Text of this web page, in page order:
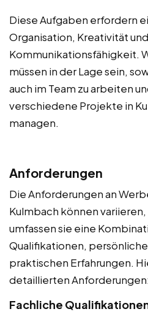
Diese Aufgaben erfordern
Organisation, Kreativität und
Kommunikationsfähigkeit.
müssen in der Lage sein,
auch im Team zu arbeiten
verschiedene Projekte in
managen.
Anforderungen
Die Anforderungen an
Kulmbach können
umfassen sie eine
Qualifikationen,
praktischen Erfahrungen.
detaillierten Anforderungen:
Fachliche